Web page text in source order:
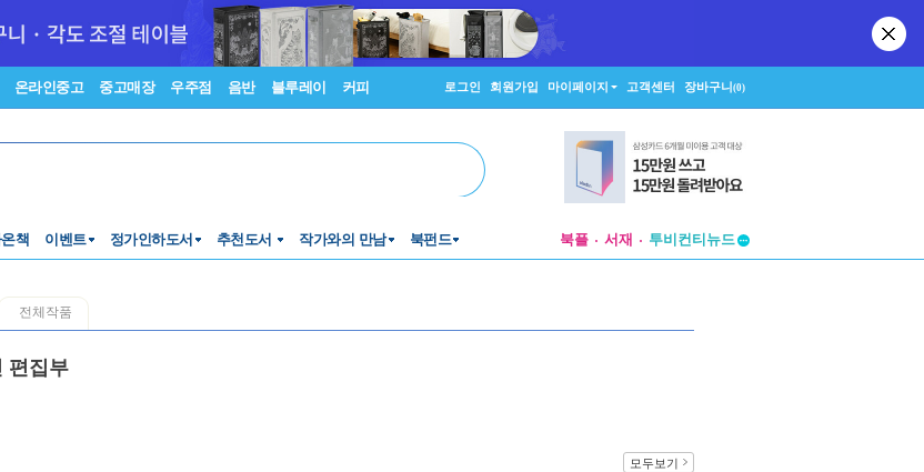
온라인중고 중고매장 우주점 음반 블루레이 커피 로그인 회원가입 마이페이지 고객센터 장바구니(0)
책 이벤트 정가인하도서 추천도서 작가와의 만남 북펀드 북플 서재
투비컨티뉴드
전체작품
편집부
모두보기